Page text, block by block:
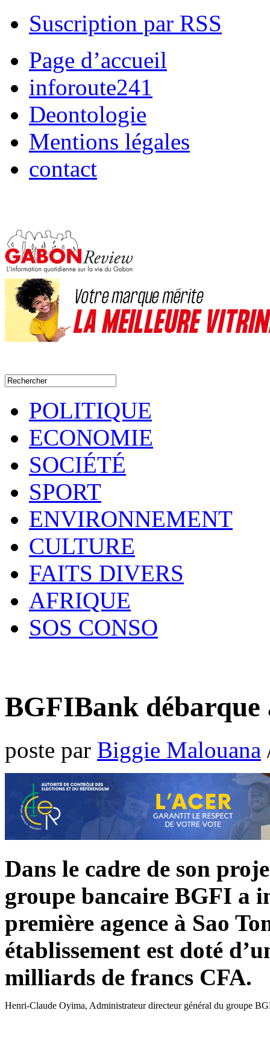
Suscription par RSS
Page d’accueil
inforoute241
Deontologie
Mentions légales
contact
POLITIQUE
ECONOMIE
SOCIÉTÉ
SPORT
ENVIRONNEMENT
CULTURE
FAITS DIVERS
AFRIQUE
SOS CONSO
BGFIBank débarque
poste par Biggie Malouana
Dans le cadre de son
groupe bancaire BGFI a
première agence à Sao
établissement est doté
milliards de francs CFA.
Henri-Claude Oyima, Administrateur directeur général du groupe